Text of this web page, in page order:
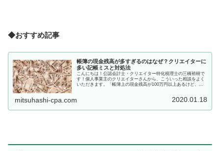
◆おすすめ記事
帳簿の現金残高が多すぎるのはなぜ？クリエイターに
多い記帳ミスと対処法
こんにちは！公認会計士・クリエイター特化税理士の三橋裕樹で
す！個人事業主のクリエイターさんから、こういった相談をよく
いただきます。「帳簿上の現金残高が100万円以上あるけど、実
mitsuhashi-cpa.com 2020.01.18